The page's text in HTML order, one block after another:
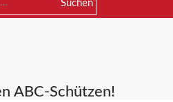
ABC-Schützen!